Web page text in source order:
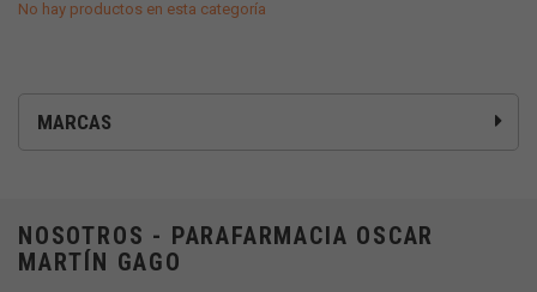
MARCAS
No hay productos en esta categoría
NOSOTROS - PARAFARMACIA OSCAR
MARTÍN GAGO